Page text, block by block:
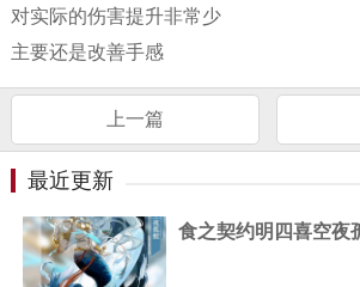
对实际的伤害提升非常少
主要还是改善手感
上一篇
最近更新
食之契约明四喜空夜